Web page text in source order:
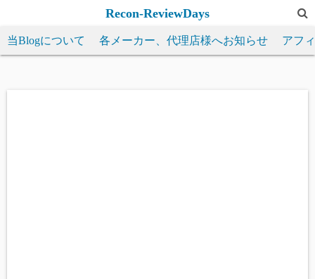
テ
Recon-ReviewDays
当Blogについて 各メーカー、代理店様へお知らせ アフ